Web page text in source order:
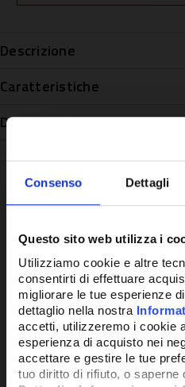
Consenso Dettagli
Questo sito web utilizza i
Utilizziamo cookie e altre
consentirti di effettuare
migliorare le tue esperienze
dettaglio nella nostra
accetti, utilizzeremo i cookie
esperienza di acquisto nei
accettare e gestire le tue
tuo diritto di rifiuto, o saperne
Descrizione
Caratteristiche
Disponibilità
Potrebbe